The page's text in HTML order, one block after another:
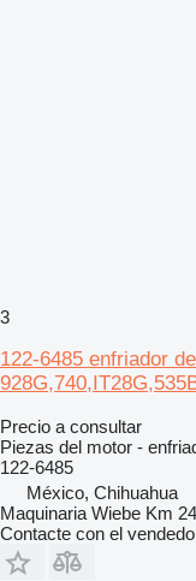
3
122-6485 enfriador
Precio a consultar
Piezas del motor -
122-6485
México, Chihuahua
Maquinaria Wiebe Km
Contacte con el